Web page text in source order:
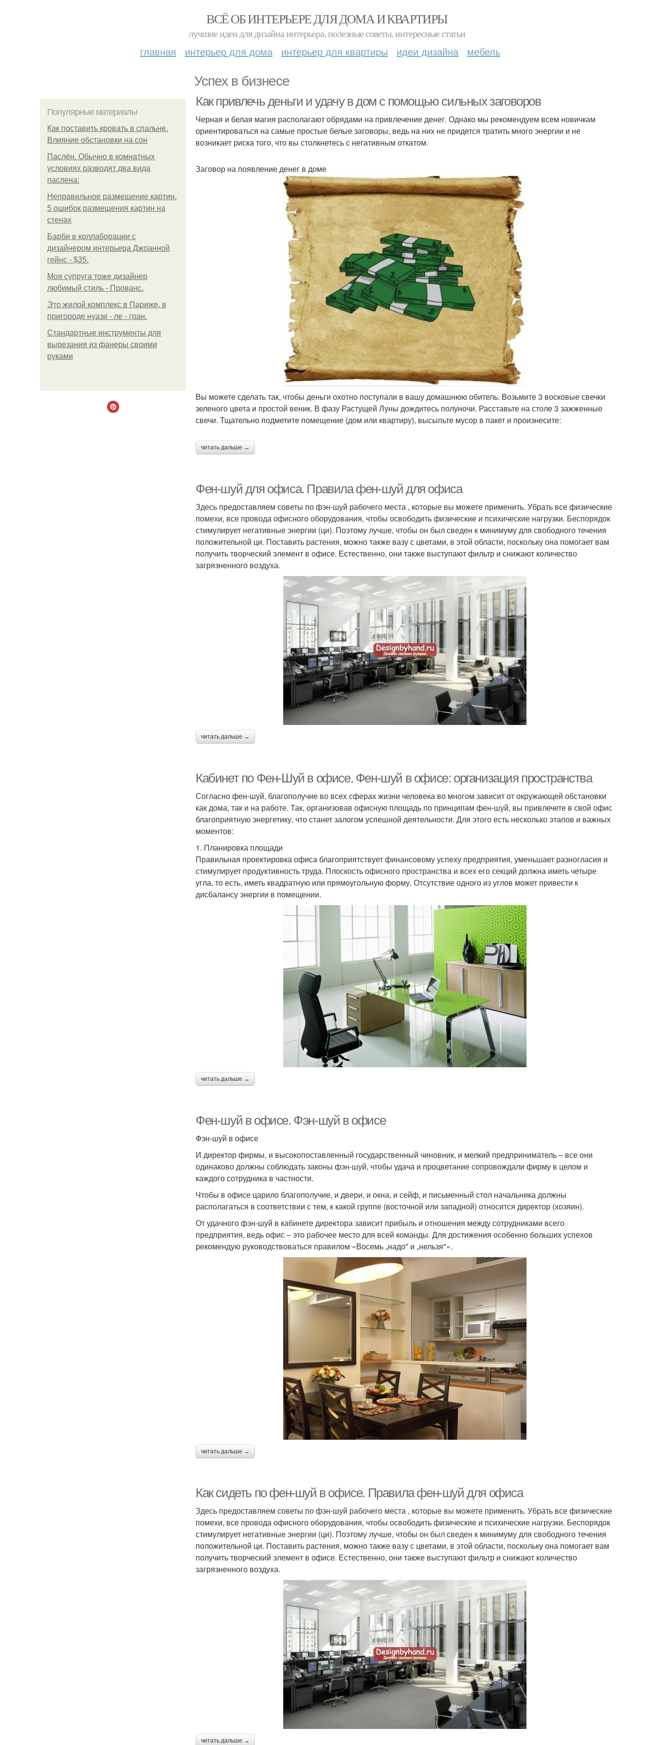
ВСЁ ОБ ИНТЕРЬЕРЕ ДЛЯ ДОМА И КВАРТИРЫ
лучшие идеи для дизайна интерьера, полезные советы, интересные статьи
главная интерьер для дома интерьер для квартиры идеи дизайна мебель
Успех в бизнесе
Популярные материалы
Как поставить кровать в спальне.
Влияние обстановки на сон
Паслён. Обычно в комнатных
условиях разводят два вида
паслена:
Неправильное размещение картин.
5 ошибок размещения картин на
стенах
Барби в коллаборации с
дизайнером интерьера Джоанной
гейнс - $35.
Моя супруга тоже дизайнер
любимый стиль - Прованс.
Это жилой комплекс в Париже, в
пригороде нуази - ле - гран.
Стандартные инструменты для
вырезания из фанеры своими
руками
Как привлечь деньги и удачу в дом с помощью сильных заговоров
Черная и белая магия располагают обрядами на привлечение денег. Однако мы рекомендуем всем новичкам
ориентироваться на самые простые белые заговоры, ведь на них не придется тратить много энергии и не
возникает риска того, что вы столкнетесь с негативным откатом.
Заговор на появление денег в доме
Вы можете сделать так, чтобы деньги охотно поступали в вашу домашнюю обитель. Возьмите 3 восковые свечки
зеленого цвета и простой веник. В фазу Растущей Луны дождитесь полуночи. Расставьте на столе 3 зажженные
свечи. Тщательно подметите помещение (дом или квартиру), высыпьте мусор в пакет и произнесите:
читать дальше →
Фен-шуй для офиса. Правила фен-шуй для офиса
Здесь предоставляем советы по фэн-шуй рабочего места , которые вы можете применить. Убрать все физические
помехи, все провода офисного оборудования, чтобы освободить физические и психические нагрузки. Беспорядок
стимулирует негативные энергии (ци). Поэтому лучше, чтобы он был сведен к минимуму для свободного течения
положительной ци. Поставить растения, можно также вазу с цветами, в этой области, поскольку она помогает вам
получить творческий элемент в офисе. Естественно, они также выступают фильтр и снижают количество
загрязненного воздуха.
читать дальше →
Кабинет по Фен-Шуй в офисе. Фен-шуй в офисе: организация пространства
Согласно фен-шуй, благополучие во всех сферах жизни человека во многом зависит от окружающей обстановки
как дома, так и на работе. Так, организовав офисную площадь по принципам фен-шуй, вы привлечете в свой офис
благоприятную энергетику, что станет залогом успешной деятельности. Для этого есть несколько этапов и важных
моментов:
1. Планировка площади
Правильная проектировка офиса благоприятствует финансовому успеху предприятия, уменьшает разногласия и
стимулирует продуктивность труда. Плоскость офисного пространства и всех его секций должна иметь четыре
угла, то есть, иметь квадратную или прямоугольную форму. Отсутствие одного из углов может привести к
дисбалансу энергии в помещении.
читать дальше →
Фен-шуй в офисе. Фэн-шуй в офисе
Фэн-шуй в офисе
И директор фирмы, и высокопоставленный государственный чиновник, и мелкий предприниматель – все они
одинаково должны соблюдать законы фэн-шуй, чтобы удача и процветание сопровождали фирму в целом и
каждого сотрудника в частности.
Чтобы в офисе царило благополучие, и двери, и окна, и сейф, и письменный стол начальника должны
располагаться в соответствии с тем, к какой группе (восточной или западной) относится директор (хозяин).
От удачного фэн-шуй в кабинете директора зависит прибыль и отношения между сотрудниками всего
предприятия, ведь офис – это рабочее место для всей команды. Для достижения особенно больших успехов
рекомендую руководствоваться правилом «Восемь „надо" и „нельзя"».
читать дальше →
Как сидеть по фен-шуй в офисе. Правила фен-шуй для офиса
Здесь предоставляем советы по фэн-шуй рабочего места , которые вы можете применить. Убрать все физические
помехи, все провода офисного оборудования, чтобы освободить физические и психические нагрузки. Беспорядок
стимулирует негативные энергии (ци). Поэтому лучше, чтобы он был сведен к минимуму для свободного течения
положительной ци. Поставить растения, можно также вазу с цветами, в этой области, поскольку она помогает вам
получить творческий элемент в офисе. Естественно, они также выступают фильтр и снижают количество
загрязненного воздуха.
читать дальше →